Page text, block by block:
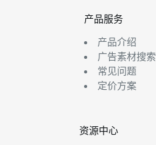
产品服务
产品介绍
广告素材搜索
常见问题
定价方案
资源中心